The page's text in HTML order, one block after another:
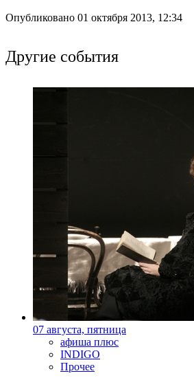
Опубликовано 01 октября 2013, 12:34
Другие события
07 августа, пятница
афиша плюс
INDIGO
Прочее